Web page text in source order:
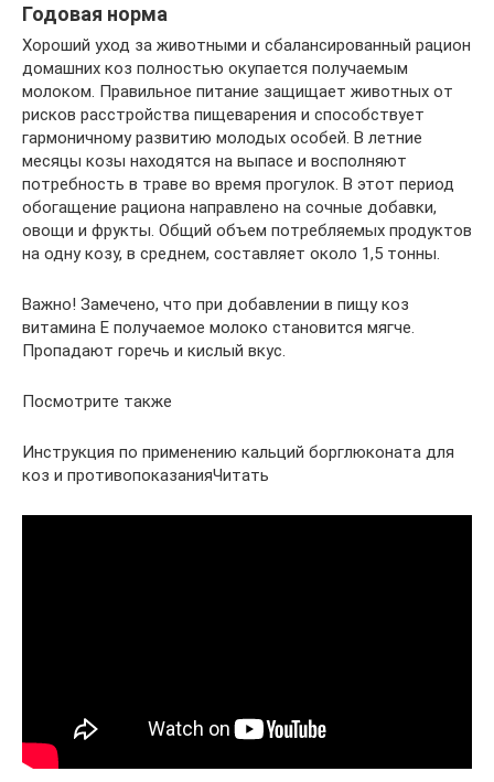
Годовая норма
Хороший уход за животными и сбалансированный рацион
домашних коз полностью окупается получаемым
молоком. Правильное питание защищает животных от
рисков расстройства пищеварения и способствует
гармоничному развитию молодых особей. В летние
месяцы козы находятся на выпасе и восполняют
потребность в траве во время прогулок. В этот период
обогащение рациона направлено на сочные добавки,
овощи и фрукты. Общий объем потребляемых продуктов
на одну козу, в среднем, составляет около 1,5 тонны.
Важно! Замечено, что при добавлении в пищу коз
витамина Е получаемое молоко становится мягче.
Пропадают горечь и кислый вкус.
Посмотрите также
Инструкция по применению кальций борглюконата для
коз и противопоказанияЧитать